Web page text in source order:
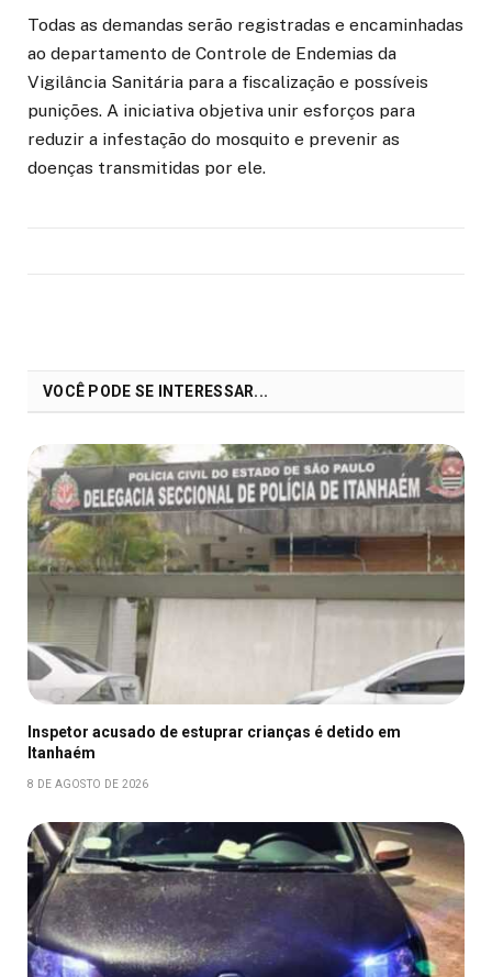
Todas as demandas serão registradas e encaminhadas
ao departamento de Controle de Endemias da
Vigilância Sanitária para a fiscalização e possíveis
punições. A iniciativa objetiva unir esforços para
reduzir a infestação do mosquito e prevenir as
doenças transmitidas por ele.
VOCÊ PODE SE INTERESSAR...
Inspetor acusado de estuprar crianças é detido em
Itanhaém
8 DE AGOSTO DE 2026